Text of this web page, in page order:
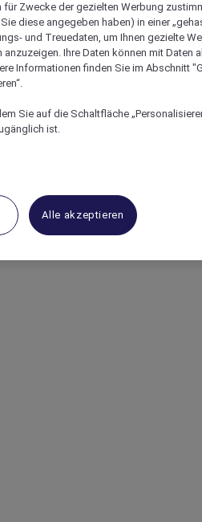
Zwecke der gezielten Werbung
diese angegeben haben) in einer
und Treuedaten, um Ihnen gezielte
Ihre Daten können mit Daten
Informationen finden Sie im Abschnitt
Sie auf die Schaltfläche
ist.
Alle akzeptieren